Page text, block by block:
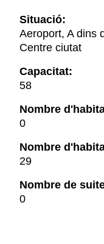
Situació:
Aeroport, A dins
Centre ciutat
Capacitat:
58
Nombre
0
Nombre
29
Nombre de
0